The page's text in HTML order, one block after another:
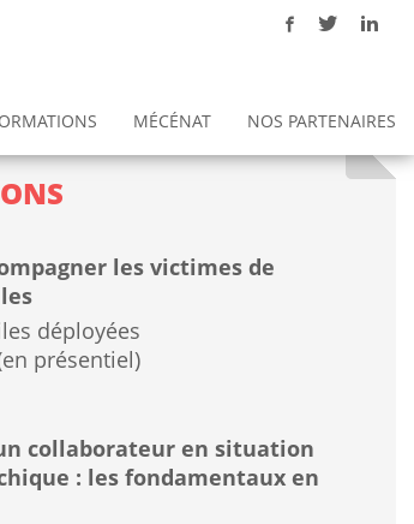
MÉCÉNAT NOS PARTENAIRES
les victimes de
déployées
présentiel)
collaborateur en situation
: les fondamentaux en